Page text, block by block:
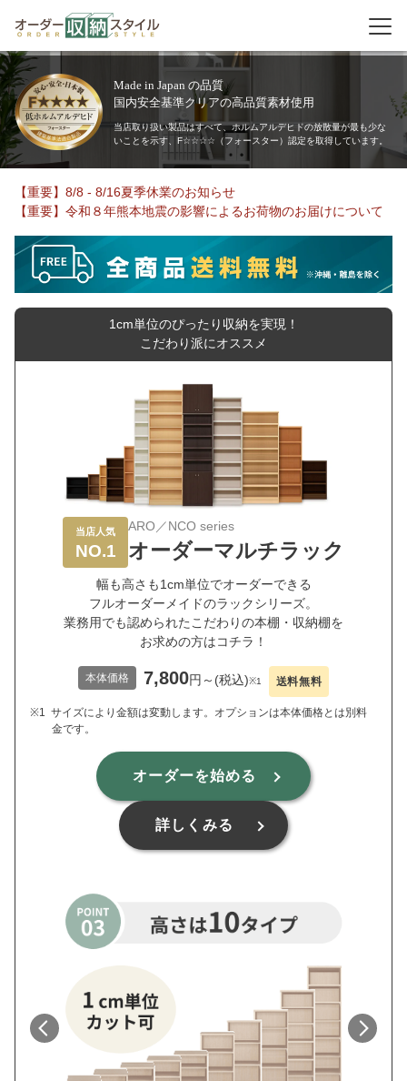
Made in Japan の品質
国内安全基準クリアの高品質素材使用
当店取り扱い製品はすべて、ホルムアルデヒドの放散量が最も少な
いことを示す、F☆☆☆☆（フォースター）認定を取得しています。
【重要】8/8 - 8/16夏季休業のお知らせ
【重要】令和８年熊本地震の影響によるお荷物のお届けについて
1cm単位のぴったり収納を実現！
こだわり派にオススメ
当店人気
NO.1
ARO／NCO series
オーダーマルチラック
幅も高さも1cm単位でオーダーできる
フルオーダーメイドのラックシリーズ。
業務用でも認められたこだわりの本棚・収納棚を
お求めの方はコチラ！
本体価格 7,800円 ～ (税込)※1 送料無料
※1 サイズにより金額は変動します。オプションは本体価格とは別料
金です。
詳しくみる
オーダーを始める